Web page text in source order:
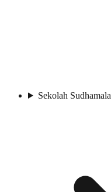
Sekolah Sudhamala